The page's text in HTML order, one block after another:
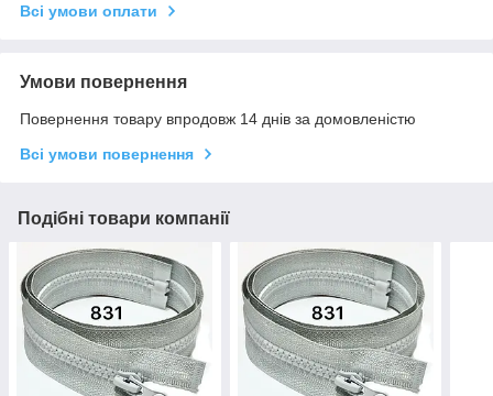
Всі умови оплати
Умови повернення
Повернення товару впродовж 14 днів за домовленістю
Всі умови повернення
Подібні товари компанії